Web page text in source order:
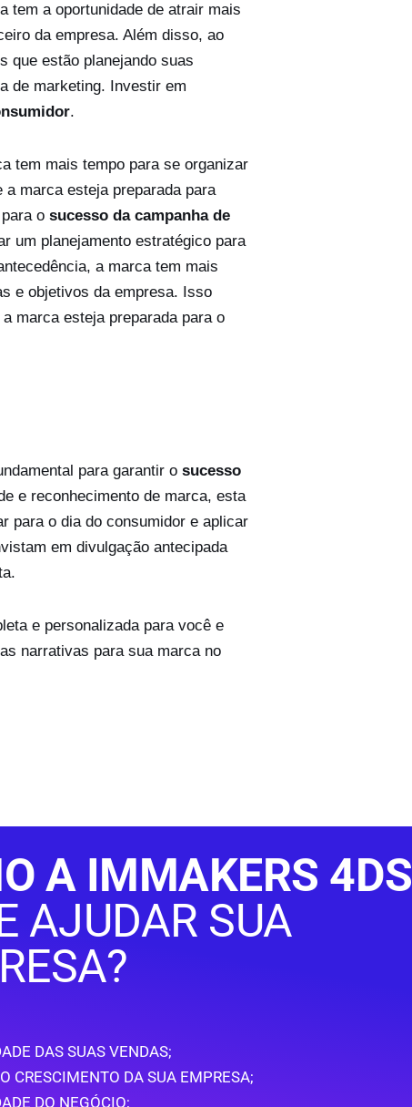
tem a oportunidade de atrair mais
da empresa. Além disso, ao
que estão planejando suas
de marketing. Investir em
.
tem mais tempo para se organizar
marca esteja preparada para
o sucesso da campanha de
um planejamento estratégico para
a marca tem mais
e objetivos da empresa. Isso
marca esteja preparada para o
para garantir o sucesso
e reconhecimento de marca, esta
para o dia do consumidor e aplicar
em divulgação antecipada
e personalizada para você e
narrativas para sua marca no
A IMMAKERS 4DS
AJUDAR SUA
DAS SUAS VENDAS;
CRESCIMENTO DA SUA EMPRESA;
DO NEGÓCIO;